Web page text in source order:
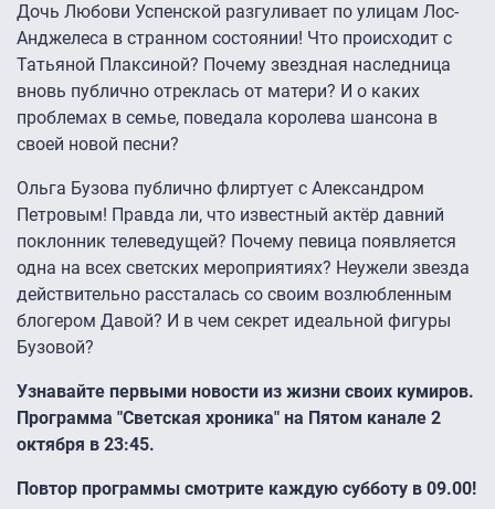
Дочь Любови Успенской разгуливает по улицам Лос-
Анджелеса в странном состоянии! Что происходит с
Татьяной Плаксиной? Почему звездная наследница
вновь публично отреклась от матери? И о каких
проблемах в семье, поведала королева шансона в
своей новой песни?
Ольга Бузова публично флиртует с Александром
Петровым! Правда ли, что известный актёр давний
поклонник телеведущей? Почему певица появляется
одна на всех светских мероприятиях? Неужели звезда
действительно рассталась со своим возлюбленным
блогером Давой? И в чем секрет идеальной фигуры
Бузовой?
Узнавайте первыми новости из жизни своих кумиров.
Программа "Светская хроника" на Пятом канале 2
октября в 23:45.
Повтор программы смотрите каждую субботу в 09.00!